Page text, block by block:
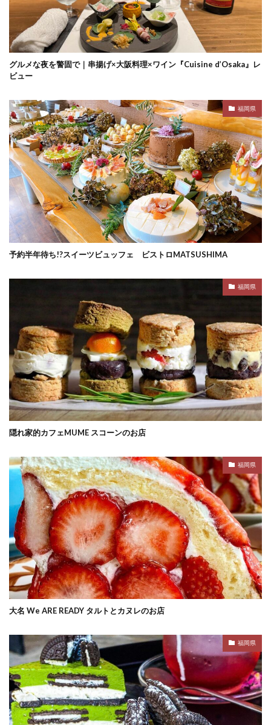
グルメな夜を警固で｜串揚げ×大阪料理×ワイン『Cuisine d’Osaka』レ
ビュー
福岡県
予約半年待ち!?スイーツビュッフェ ビストロMATSUSHIMA
福岡県
隠れ家的カフェMUME スコーンのお店
福岡県
大名 We ARE READY タルトとカヌレのお店
福岡県